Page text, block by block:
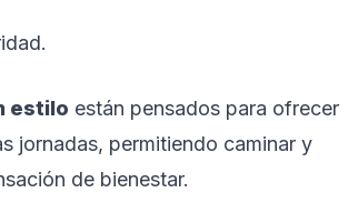
estilo están pensados para ofrecer
jornadas, permitiendo caminar y
de bienestar.